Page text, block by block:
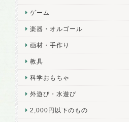
ゲーム
楽器・オルゴール
画材・手作り
教具
科学おもちゃ
外遊び・水遊び
2,000円以下のもの